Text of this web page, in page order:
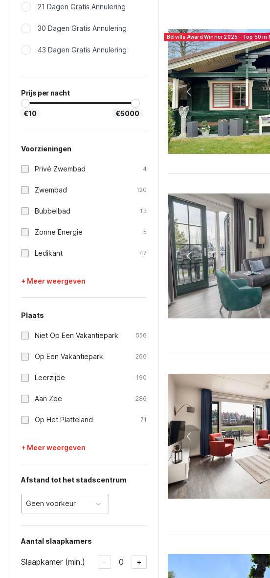
21 Dagen Gratis Annulering
30 Dagen Gratis Annulering
43 Dagen Gratis Annulering
Prijs per nacht
€10 €5000
Voorzieningen
Privé Zwembad 4
Zwembad 120
Bubbelbad 13
Zonne Energie 5
Ledikant 47
+ Meer weergeven
Plaats
Niet Op Een Vakantiepark 556
Op Een Vakantiepark 266
Leerzijde 190
Aan Zee 286
Op Het Platteland 71
+ Meer weergeven
Afstand tot het stadscentrum
Geen voorkeur
Aantal slaapkamers
Slaapkamer (min.) - 0 +
Belvilla Award Winner 2025 - Top 50 in